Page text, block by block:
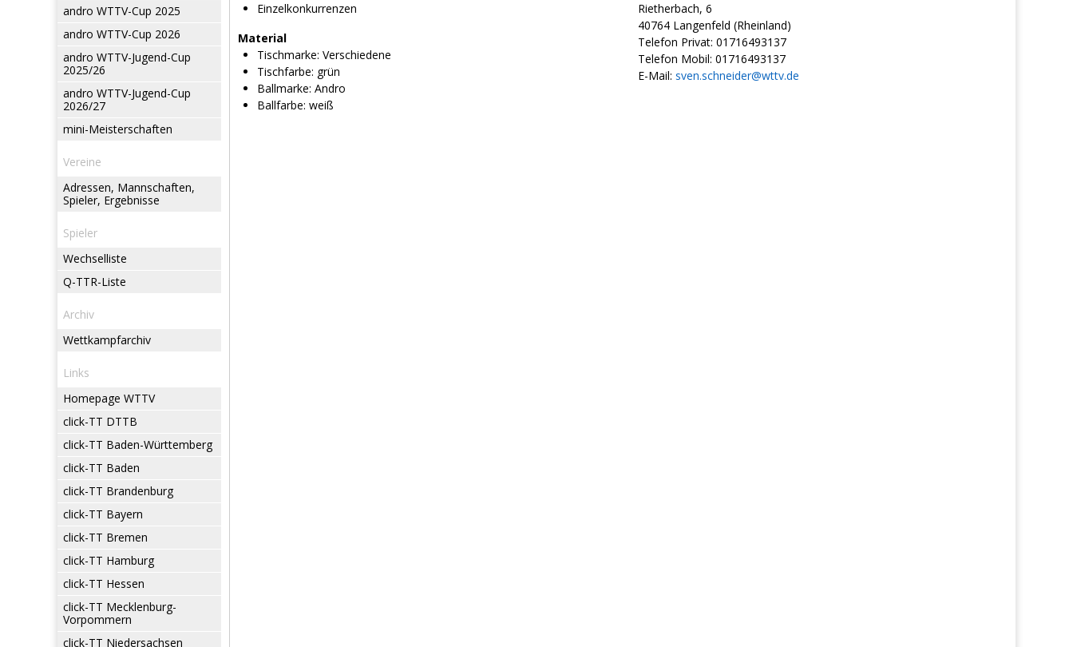
andro WTTV-Cup 2025
andro WTTV-Cup 2026
andro WTTV-Jugend-Cup
2025/26
andro WTTV-Jugend-Cup
2026/27
mini-Meisterschaften
Vereine
Adressen, Mannschaften,
Spieler, Ergebnisse
Spieler
Wechselliste
Q-TTR-Liste
Archiv
Wettkampfarchiv
Links
Homepage WTTV
click-TT DTTB
click-TT Baden-Württemberg
click-TT Baden
click-TT Brandenburg
click-TT Bayern
click-TT Bremen
click-TT Hamburg
click-TT Hessen
click-TT Mecklenburg-
Vorpommern
click-TT Niedersachsen
Einzelkonkurrenzen
Material
Tischmarke: Verschiedene
Tischfarbe: grün
Ballmarke: Andro
Ballfarbe: weiß
Rietherbach, 6
40764 Langenfeld (Rheinland)
Telefon Privat: 01716493137
Telefon Mobil: 01716493137
E-Mail: sven.schneider@wttv.de